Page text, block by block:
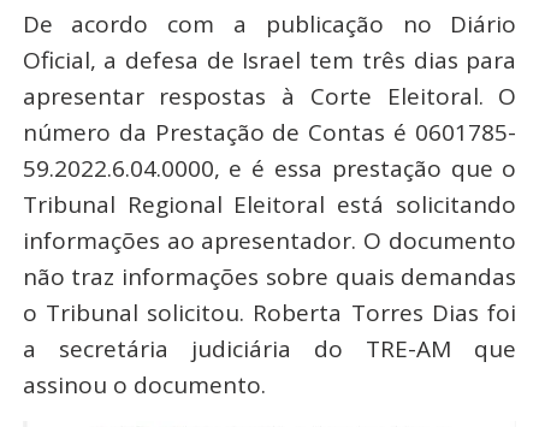
De acordo com a publicação no Diário
Oficial, a defesa de Israel tem três dias para
apresentar respostas à Corte Eleitoral. O
número da Prestação de Contas é 0601785-
59.2022.6.04.0000, e é essa prestação que o
Tribunal Regional Eleitoral está solicitando
informações ao apresentador. O documento
não traz informações sobre quais demandas
o Tribunal solicitou. Roberta Torres Dias foi
a secretária judiciária do TRE-AM que
assinou o documento.